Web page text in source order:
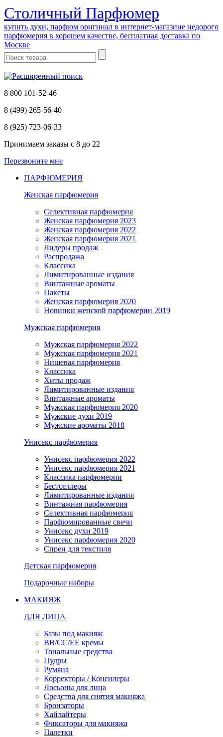
Cтоличный Парфюмер
купить духи, парфюм оригинал в интернет-магазине недорого
парфюмерия в хорошем качестве, бесплатная доставка по
Москве
8 800 101-52-46
8 (499) 265-56-40
8 (925) 723-06-33
Принимаем заказы с 8 до 22
Перезвоните мне
ПАРФЮМЕРИЯ
Женская парфюмерия
Селективная парфюмерия
Женская парфюмерия 2023
Женская парфюмерия 2022
Женская парфюмерия 2021
Лидеры продаж
Распродажа
Классика
Лимитированные издания
Винтажные ароматы
Пакеты
Женская парфюмерия 2020
Новинки женской парфюмерии 2019
Мужская парфюмерия
Мужская парфюмерия 2022
Мужская парфюмерия 2021
Нишевая парфюмерия
Классика
Хиты продаж
Лимитированные издания
Винтажные ароматы
Мужская парфюмерия 2020
Мужские духи 2019
Мужские ароматы 2018
Унисекс парфюмерия
Унисекс парфюмерия 2022
Унисекс парфюмерия 2021
Классика парфюмерии
Бестселлеры
Лимитированные издания
Винтажная парфюмерия
Селективная парфюмерия
Парфюмированные свечи
Унисекс духи 2019
Унисекс парфюмерия 2020
Спреи для текстиля
Детская парфюмерия
Подарочные наборы
МАКИЯЖ
ДЛЯ ЛИЦА
Базы под макияж
BB/CC/EE кремы
Тональные средства
Пудры
Румяна
Корректоры / Консилеры
Лосьоны для лица
Средства для снятия макияжа
Бронзаторы
Хайлайтеры
Фиксаторы для макияжа
Палетки